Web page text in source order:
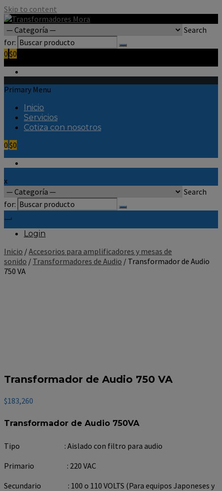
Skip to content
Search
for:
0 $0
Primary Menu
Inicio
Servicios
Cotiza con nosotros
0 $0
x
Search
for:
Login
Inicio /Accesorios para amplificadores y mesas de
sonido / Transformadores de Audio / Transformador de Audio
750 VA
Transformador de Audio 750 VA
$183,260
Transformador de Audio 750VA
Tipo : Aislado con filtro para audio
Primario : 220 VAC
Secundario : 100 o 110 VOLTS (Para equipos Japoneses y